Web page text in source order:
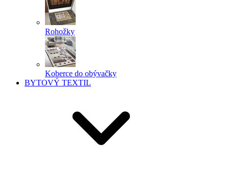
Rohožky
Koberce do obývačky
BYTOVÝ TEXTIL